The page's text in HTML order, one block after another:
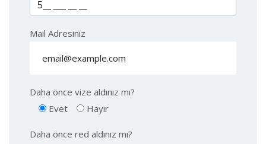
Mail Adresiniz
Daha önce vize aldınız mı?
Evet
Hayır
Daha önce red aldınız mı?